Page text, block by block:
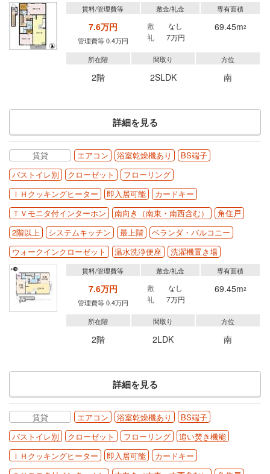
賃料/管理費等
7.6万円
管理費等 0.4万円
敷金/礼金
敷
なし
礼
7万円
専有面積
69.45m2
所在階
2階
間取り
2SLDK
方位
南
詳細を見る
賃貸 エアコン 浴室乾燥機あり
BS端子
バストイレ別
クローゼット
フローリング
ＩＨクッキングヒーター
即入居可能
カードキー
ＴＶモニタ付インターホン
南向き（南東・南西含む）
角住戸
2階以上
システムキッチン 最上階
ベランダ・バルコニー
ウォークインクローゼット
温水洗浄便座 洗濯機置き場
賃料/管理費等
7.6万円
管理費等 0.4万円
敷金/礼金
敷
なし
礼
7万円
専有面積
69.45m2
所在階
2階
間取り
2LDK
方位
南
詳細を見る
賃貸 エアコン 浴室乾燥機あり
BS端子
バストイレ別
クローゼット フローリング
追い焚き機能
ＩＨクッキングヒーター
即入居可能
カードキー